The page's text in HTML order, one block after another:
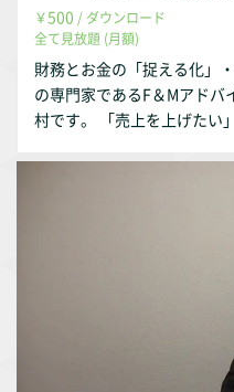
￥500 / ダウンロード
全て見放題 (月額)
財務とお金の「捉える化」
の専門家であるF＆Mアド
村です。 「売上を上げたい
は「読みにくい」書類であ
書を「捉え」→「分解し」
ールまでを複数回に分割し
ります。 今回の動画は、決
いうことに辿り着くまでの
「固変分解による改善行動